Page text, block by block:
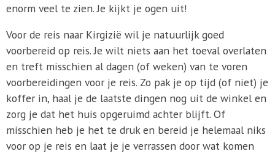
enorm veel te zien. Je kijkt je ogen uit!
Voor de reis naar Kirgizië wil je natuurlijk goed
voorbereid op reis. Je wilt niets aan het toeval overlaten
en treft misschien al dagen (of weken) van te voren
voorbereidingen voor je reis. Zo pak je op tijd (of niet) je
koffer in, haal je de laatste dingen nog uit de winkel en
zorg je dat het huis opgeruimd achter blijft. Of
misschien heb je het te druk en bereid je helemaal niks
voor op je reis en laat je je verrassen door wat komen